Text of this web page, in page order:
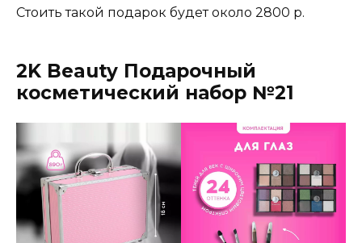
Стоить такой подарок будет около 2800 р.
2K Beauty Подарочный
косметический набор №21